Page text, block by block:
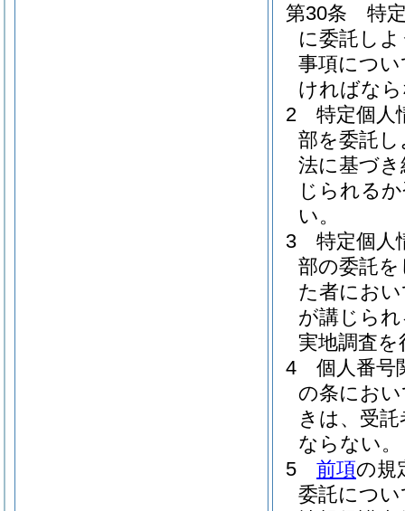
第30条
特
に委託し
事項につ
ければな
2
特定個人
部を委託
法に基づ
じられる
い。
3
特定個人
部の委託
た者にお
が講じら
実地調査
4
個人番号
の条にお
きは、受
ならない。
5
前項の規
委託につ